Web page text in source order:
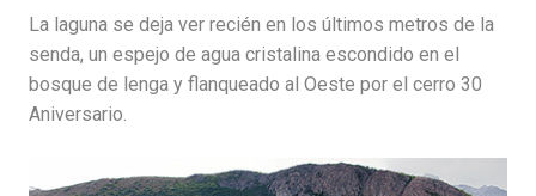
La laguna se deja ver recién en los últimos metros de la
senda, un espejo de agua cristalina escondido en el
bosque de lenga y flanqueado al Oeste por el cerro 30
Aniversario.